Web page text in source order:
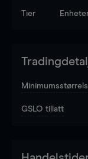
Tier
GSLO tillatt